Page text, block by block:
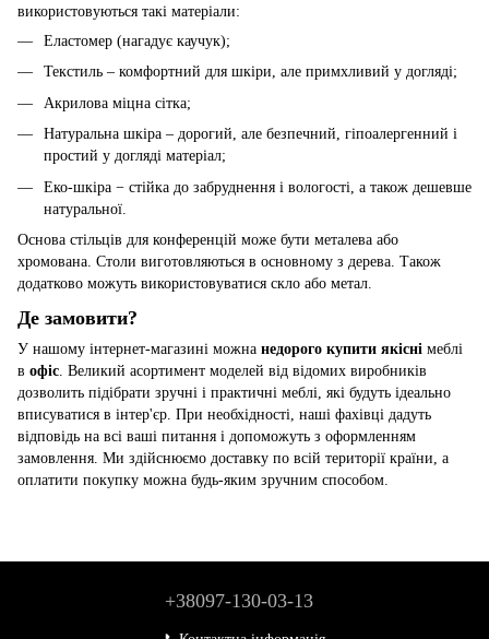
використовуються такі матеріали:
Еластомер (нагадує каучук);
Текстиль – комфортний для шкіри, але примхливий у догляді;
Акрилова міцна сітка;
Натуральна шкіра – дорогий, але безпечний, гіпоалергенний і
простий у догляді матеріал;
Еко-шкіра − стійка до забруднення і вологості, а також дешевше
натуральної.
Основа стільців для конференцій може бути металева або
хромована. Столи виготовляються в основному з дерева. Також
додатково можуть використовуватися скло або метал.
Де замовити?
У нашому інтернет-магазині можна недорого купити якісні меблі
в офіс. Великий асортимент моделей від відомих виробників
дозволить підібрати зручні і практичні меблі, які будуть ідеально
вписуватися в інтер'єр. При необхідності, наші фахівці дадуть
відповідь на всі ваші питання і допоможуть з оформленням
замовлення. Ми здійснюємо доставку по всій території країни, а
оплатити покупку можна будь-яким зручним способом.
+38097-130-03-13